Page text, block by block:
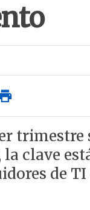
trimestre
la clave
de